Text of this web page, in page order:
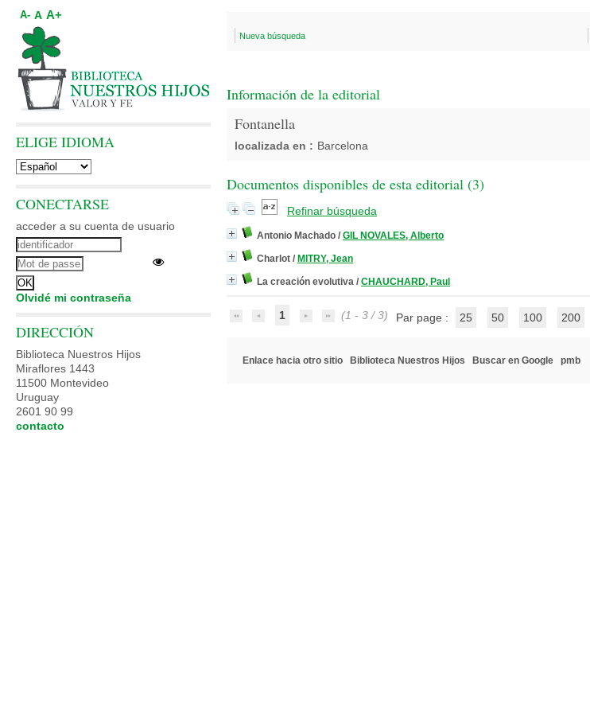
Nueva búsqueda
Información de la editorial
Fontanella
localizada en : Barcelona
Documentos disponibles de esta editorial (3)
Refinar búsqueda
Antonio Machado / GIL NOVALES, Alberto
Charlot / MITRY, Jean
La creación evolutiva / CHAUCHARD, Paul
1 (1 - 3 / 3) Par page : 25 50 100 200
Enlace hacia otro sitio Biblioteca Nuestros Hijos Buscar en Google pmb
A- A A+
ELIGE IDIOMA
CONECTARSE
acceder a su cuenta de usuario
Olvidé mi contraseña
DIRECCIÓN
Biblioteca Nuestros Hijos
Miraflores 1443
11500 Montevideo
Uruguay
2601 90 99
contacto